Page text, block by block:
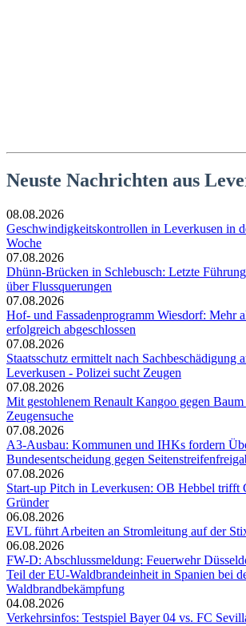
Neuste Nachrichten aus
08.08.2026
Geschwindigkeitskontrollen in Leverkusen in
Woche
07.08.2026
Dhünn-Brücken in Schlebusch: Letzte
über Flussquerungen
07.08.2026
Hof- und Fassadenprogramm Wiesdorf: Mehr
erfolgreich abgeschlossen
07.08.2026
Staatsschutz ermittelt nach Sachbeschädigung
Leverkusen - Polizei sucht Zeugen
07.08.2026
Mit gestohlenem Renault Kangoo gegen
Zeugensuche
07.08.2026
A3-Ausbau: Kommunen und IHKs fordern
Bundesentscheidung gegen
07.08.2026
Start-up Pitch in Leverkusen: OB Hebbel trifft
Gründer
06.08.2026
EVL führt Arbeiten an Stromleitung auf der
06.08.2026
FW-D: Abschlussmeldung: Feuerwehr
Teil der EU-Waldbrandeinheit in Spanien bei
Waldbrandbekämpfung
04.08.2026
Verkehrsinfos: Testspiel Bayer 04 vs. FC